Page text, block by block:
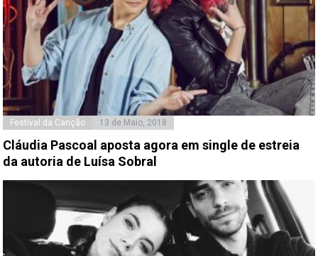
Festival da Canção 13 de Maio, 2018
Cláudia Pascoal aposta agora em single de estreia
da autoria de Luísa Sobral